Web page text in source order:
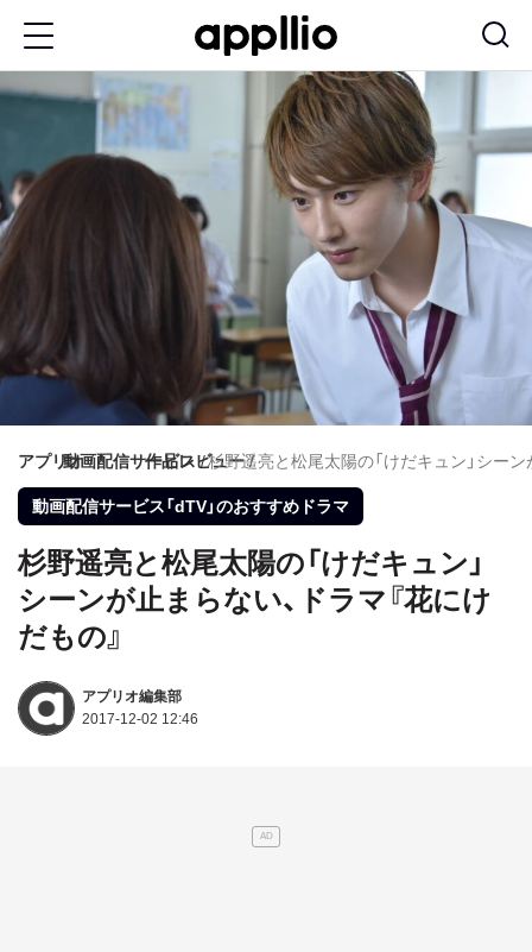
ン
ン
テ
ン
移
アプリオ動画配信サービス作品レビュー杉野遥亮と松尾太陽の「けだキュン」シー
動画配信サービス「dTV」のおすすめドラマ
杉野遥亮と松尾太陽の「けだキュン」
シーンが止まらない、ドラマ『花にけ
だもの』
アプリオ編集部
2017-12-02 12:46